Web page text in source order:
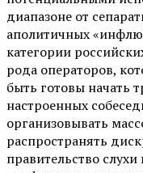
диапазоне от
аполитичных
категории
рода операторов,
быть готовы начать
настроенных
организовывать
распространять
правительство